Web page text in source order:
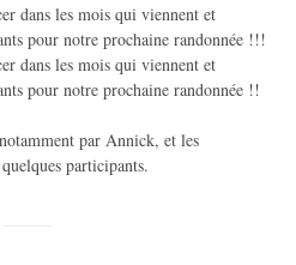
dans les mois qui viennent et
pour notre prochaine randonnée !!!
dans les mois qui viennent et
pour notre prochaine randonnée !!
par Annick, et les
participants.